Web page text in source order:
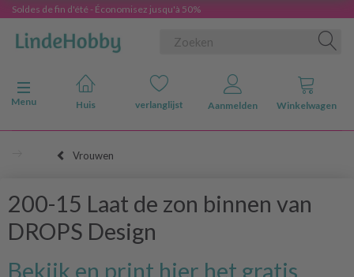
Soldes de fin d'été - Économisez jusqu'à 50%
Navigatie in-/uitschakelen
Menu
Huis verlanglijst Aanmelden Winkelwagen
Vrouwen
200-15 Laat de zon binnen van
DROPS Design
Bekijk en print hier het gratis